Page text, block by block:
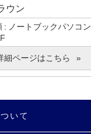
ウン
ノートブックパソコン
細ページはこちら
いて